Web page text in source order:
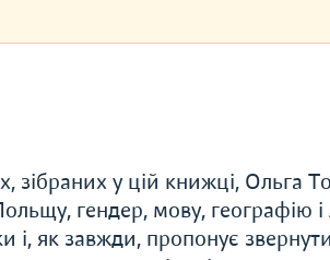
зiбраних у цiй книжцi, Ольга
гендер, мову, географiю i
i, як завжди, пропонує